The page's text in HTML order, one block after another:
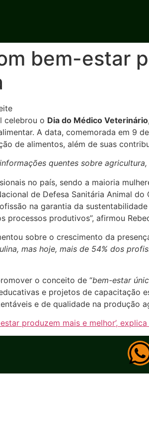
bem-estar
celebrou o Dia do Médico Veterinário
A data, comemorada em 9
de alimentos, além de suas
quentes sobre
no país, sendo a maioria
de Defesa Sanitária Animal
na garantia da
processos produtivos”, afirmou
sobre o crescimento da
mas hoje, mais de 54% dos
o conceito de “bem-estar
e projetos de capacitação
e de qualidade na produção
produzem mais e melhor’,